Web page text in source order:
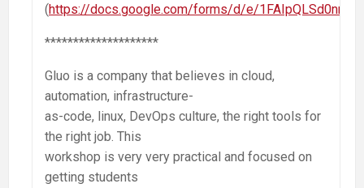
(https://docs.google.com/forms/d/e/
********************
Gluo is a company that believes in cloud,
automation, infrastructure-
as-code, linux, DevOps culture, the right tools for
the right job. This
workshop is very very practical and focused on
getting students